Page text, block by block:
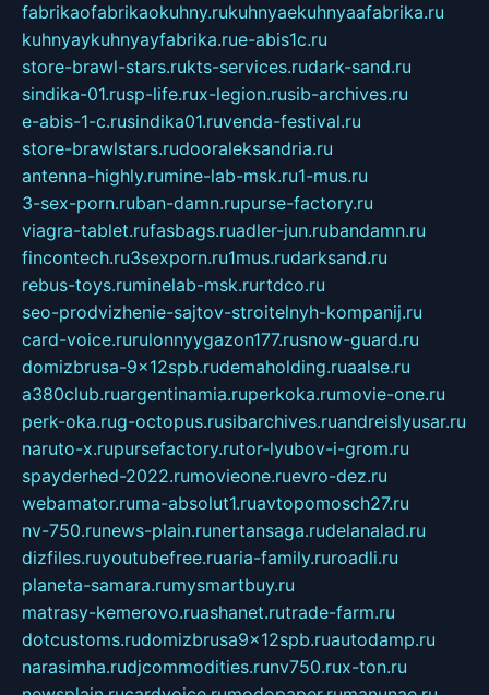
fabrikaofabrikaokuhny.rukuhnyaekuhnyaafabrika.ru
kuhnyaykuhnyayfabrika.rue-abis1c.ru
store-brawl-stars.rukts-services.rudark-sand.ru
sindika-01.rusp-life.rux-legion.rusib-archives.ru
e-abis-1-c.rusindika01.ruvenda-festival.ru
store-brawlstars.rudooraleksandria.ru
antenna-highly.rumine-lab-msk.ru1-mus.ru
3-sex-porn.ruban-damn.rupurse-factory.ru
viagra-tablet.rufasbags.ruadler-jun.rubandamn.ru
fincontech.ru3sexporn.ru1mus.rudarksand.ru
rebus-toys.ruminelab-msk.rurtdco.ru
seo-prodvizhenie-sajtov-stroitelnyh-kompanij.ru
card-voice.rurulonnyygazon177.rusnow-guard.ru
domizbrusa-9x12spb.rudemaholding.ruaalse.ru
a380club.ruargentinamia.ruperkoka.rumovie-one.ru
perk-oka.rug-octopus.rusibarchives.ruandreislyusar.ru
naruto-x.rupursefactory.rutor-lyubov-i-grom.ru
spayderhed-2022.rumovieone.ruevro-dez.ru
webamator.ruma-absolut1.ruavtopomosch27.ru
nv-750.runews-plain.runertansaga.rudelanalad.ru
dizfiles.ruyoutubefree.ruaria-family.ruroadli.ru
planeta-samara.rumysmartbuy.ru
matrasy-kemerovo.ruashanet.rutrade-farm.ru
dotcustoms.rudomizbrusa9x12spb.ruautodamp.ru
narasimha.rudjcommodities.runv750.rux-ton.ru